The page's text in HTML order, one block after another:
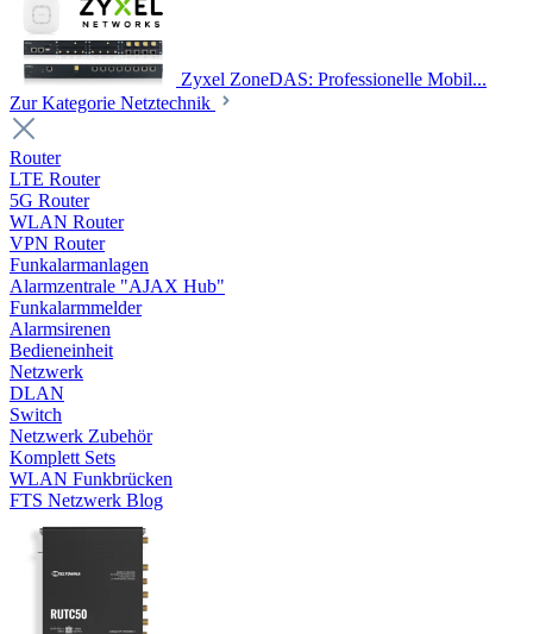
Zyxel ZoneDAS: Professionelle Mobil...
Zur Kategorie Netztechnik
Router
LTE Router
5G Router
WLAN Router
VPN Router
Funkalarmanlagen
Alarmzentrale "AJAX Hub"
Funkalarmmelder
Alarmsirenen
Bedieneinheit
Netzwerk
DLAN
Switch
Netzwerk Zubehör
Komplett Sets
WLAN Funkbrücken
FTS Netzwerk Blog